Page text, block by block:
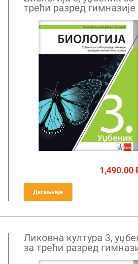
трећи разред гимназије
1,490.00
Детаљније
Ликовна култура 3,
за трећи разред
друштвено-језичког